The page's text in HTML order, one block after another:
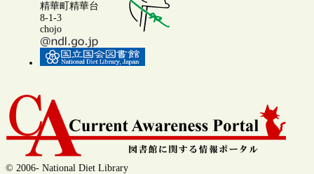
精華町精華台
8-1-3
chojo
© 2006- National Diet Library